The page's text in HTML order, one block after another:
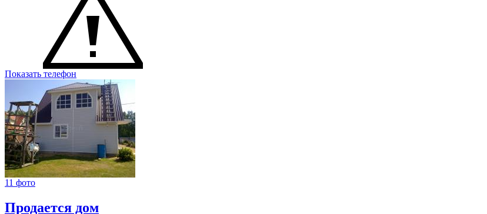
Показать телефон
11 фото
Продается дом